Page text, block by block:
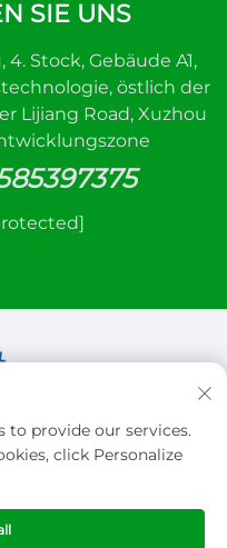
SIE UNS
Stock, Gebäude A1,
östlich der
Lijiang Road, Xuzhou
sanhe automatic
Alle Rechte
to provide our services.
click Personalize